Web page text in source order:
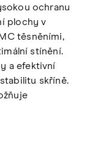
ochranu
plochy v
těsněními,
stínění.
a efektivní
skříně.